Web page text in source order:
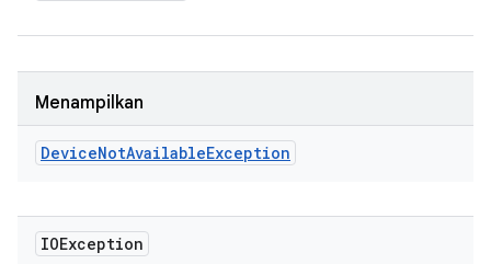
Menampilkan
DeviceNotAvailableException
IOException